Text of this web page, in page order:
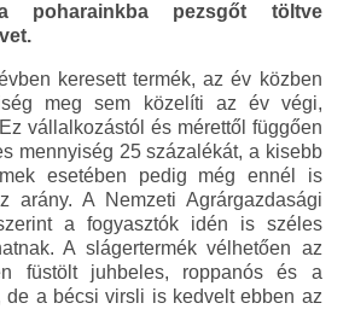
poharainkba pezsgőt töltve
keresett termék, az év közben
meg sem közelíti az év végi,
vállalkozástól és mérettől függően
mennyiség 25 százalékát, a kisebb
esetében pedig még ennél is
arány. A Nemzeti Agrárgazdasági
a fogyasztók idén is széles
A slágertermék vélhetően az
füstölt juhbeles, roppanós és a
de a bécsi virsli is kedvelt ebben az